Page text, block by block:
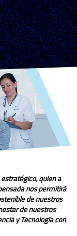
quien a
nos permitirá
de nuestros
de nuestros
y Tecnología con